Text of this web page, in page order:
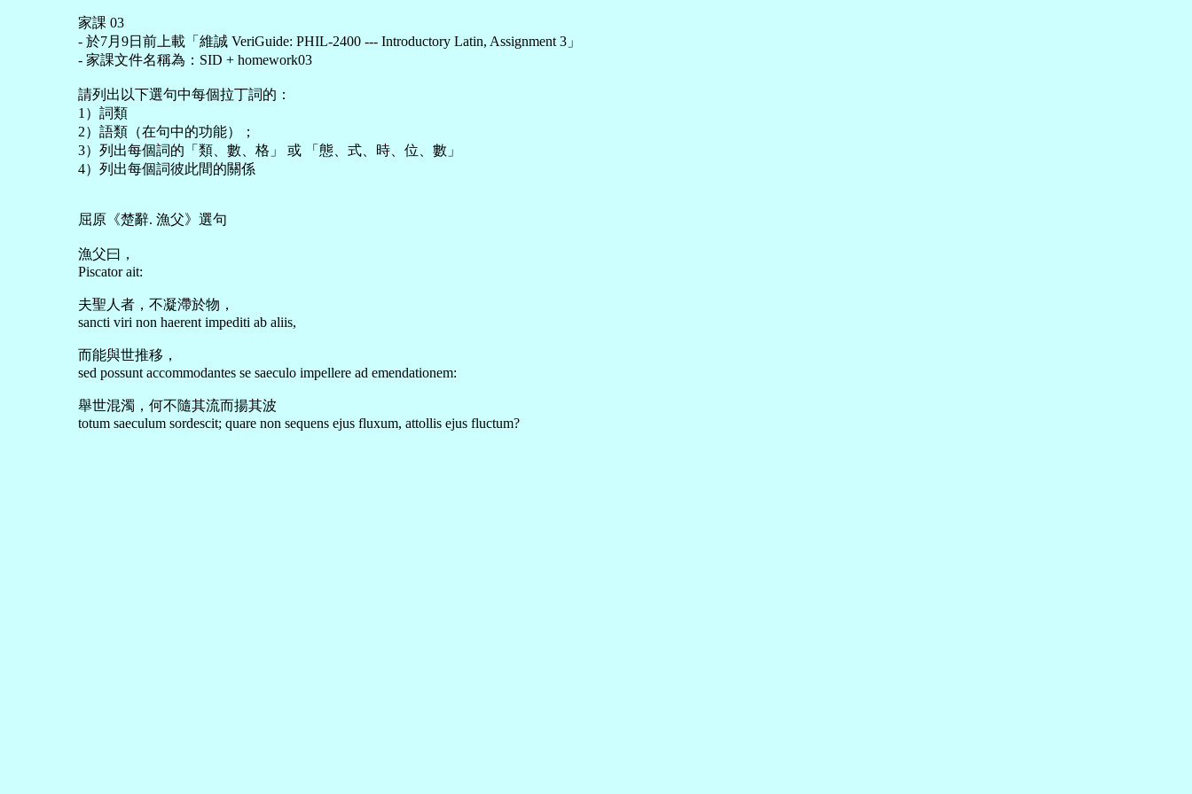
家課 03
- 於7月9日前上載「維誠 VeriGuide: PHIL-2400 --- Introductory Latin, Assignment 3」
- 家課文件名稱為：SID + homework03
請列出以下選句中每個拉丁詞的：
1）詞類
2）語類（在句中的功能）；
3）列出每個詞的「類、數、格」 或 「態、式、時、位、數」
4）列出每個詞彼此間的關係
屈原《楚辭. 漁父》選句
漁父曰，
Piscator ait:
夫聖人者，不凝滯於物，
sancti viri non haerent impediti ab aliis,
而能與世推移，
sed possunt accommodantes se saeculo impellere ad emendationem:
舉世混濁，何不隨其流而揚其波
totum saeculum sordescit; quare non sequens ejus fluxum, attollis ejus fluctum?